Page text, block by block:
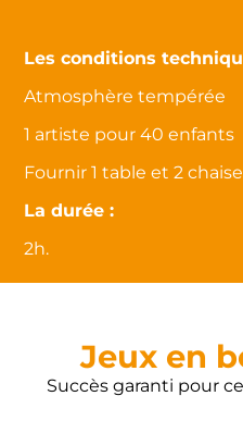
Les conditions
Atmosphère tempérée
1 artiste pour 40 enfants
Fournir 1 table et 2
La durée :
2h.
Jeux en
Succès garanti pour